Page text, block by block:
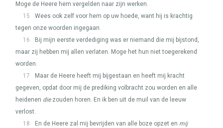
24
Moge de Heere hem vergelden naar zijn werken.
15
Wees ook zelf voor hem op uw hoede, want hij is krachtig
tegen onze woorden ingegaan.
16
Bij mijn eerste verdediging was er niemand die mij bijstond,
maar zij hebben mij allen verlaten. Moge het hun niet toegerekend
worden.
17
Maar de Heere heeft mij bijgestaan en heeft mij kracht
gegeven, opdat door mij de prediking volbracht zou worden en alle
heidenen diezouden horen. En ik ben uit de muil van de leeuw
verlost.
18
En de Heere zal mij bevrijden van alle boze opzet en mij